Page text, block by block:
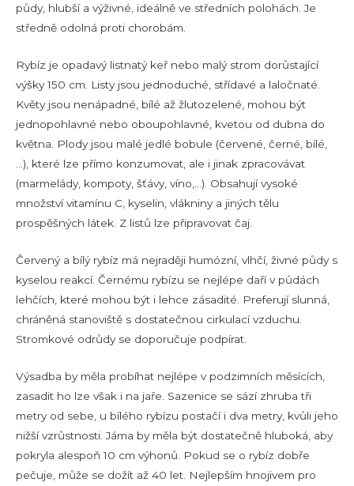
půdy, hlubší a výživné, ideálně ve středních polohách. Je
středně odolná proti chorobám.
Rybíz je opadavý listnatý keř nebo malý strom dorůstající
výšky 150 cm. Listy jsou jednoduché, střídavé a laločnaté.
Květy jsou nenápadné, bílé až žlutozelené, mohou být
jednopohlavné nebo oboupohlavné, kvetou od dubna do
května. Plody jsou malé jedlé bobule (červené, černé, bílé,
…), které lze přímo konzumovat, ale i jinak zpracovávat
(marmelády, kompoty, šťávy, víno,…). Obsahují vysoké
množství vitamínu C, kyselin, vlákniny a jiných tělu
prospěšných látek. Z listů lze připravovat čaj.
Červený a bílý rybíz má nejraději humózní, vlhčí, živné půdy s
kyselou reakcí. Černému rybízu se nejlépe daří v půdách
lehčích, které mohou být i lehce zásadité. Preferují slunná,
chráněná stanoviště s dostatečnou cirkulací vzduchu.
Stromkové odrůdy se doporučuje podpírat.
Výsadba by měla probíhat nejlépe v podzimních měsících,
zasadit ho lze však i na jaře. Sazenice se sází zhruba tři
metry od sebe, u bílého rybízu postačí i dva metry, kvůli jeho
nižší vzrůstnosti. Jáma by měla být dostatečně hluboká, aby
pokryla alespoň 10 cm výhonů. Pokud se o rybíz dobře
pečuje, může se dožít až 40 let. Nejlepším hnojivem pro